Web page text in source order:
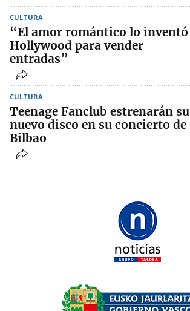
CULTURA
“El amor romántico lo inventó
Hollywood para vender
entradas”
CULTURA
Teenage Fanclub estrenarán su
nuevo disco en su concierto de
Bilbao